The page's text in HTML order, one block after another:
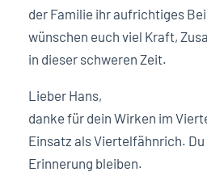
der Familie ihr aufrichtiges
wünschen euch viel Kraft,
in dieser schweren Zeit.
Lieber Hans,
danke für dein Wirken im
Einsatz als Viertelfähnrich.
Erinnerung bleiben.